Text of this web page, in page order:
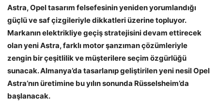
Astra, Opel tasarım felsefesinin yeniden yorumlandığı
güçlü ve saf çizgileriyle dikkatleri üzerine topluyor.
Markanın elektrikliye geçiş stratejisini devam ettirecek
olan yeni Astra, farklı motor şanzıman çözümleriyle
zengin bir çeşitlilik ve müşterilere seçim özgürlüğü
sunacak. Almanya’da tasarlanıp geliştirilen yeni nesil Opel
Astra’nın üretimine bu yılın sonunda Rüsselsheim’da
başlanacak.